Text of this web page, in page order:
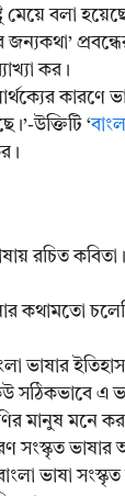
মেয়ে বলা
জন্যকথা’
কর।
কারণে
উক্তিটি ‘
রচিত কবিতা।
কথামতো
ভাষার
সঠিকভাবে এ
মানুষ মনে
সংস্কৃত ভাষার
ভাষা সংস্কৃত